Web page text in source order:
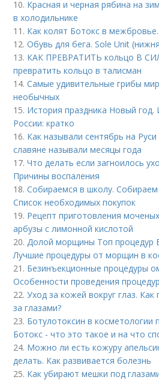
10. Красная и черная рябина на
в холодильнике
11. Как колят Ботокс в
12.Обувь для бега. Sole Unit
13. КАК ПРЕВРАТИТЬ кольцо В
превратить кольцо в талисман
14.Самые удивительные грибы
необычных
15. История праздника Новый год.
России: кратко
16. Как называли сентябрь на
славяне называли месяцы года
17.Что делать если загноилось
Причины воспаления
18.Собираемся в школу.
Список необходимых покупок
19. Рецепт приготовления
арбузы с лимонной кислотой
20. Долой морщины Топ процедур
Лучшие процедуры от морщин в
21. Безинъекционные процедуры
Особенности проведения
22.Уход за кожей вокруг глаз.
за глазами?
23. Ботулотоксин в косметологии
Ботокс - что это такое и на что
24. Можно ли есть кожуру
делать. Как развивается болезнь
25. Как убирают мешки под